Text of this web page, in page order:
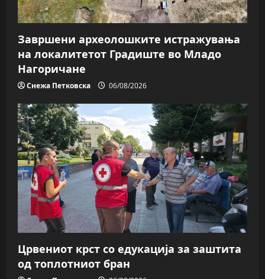
Завршени археолошките истражувања
на локалитетот Градиште во Младо
Нагоричане
Снежа Петковска 06/08/2026
Црвениот крст со едукација за заштита
од топлотниот бран